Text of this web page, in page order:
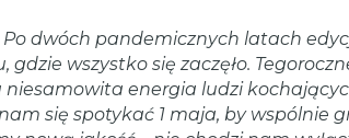
Po dwóch pandemicznych latach
gdzie wszystko się zaczęło.
niesamowita energia ludzi
się spotykać 1 maja, by wspólnie